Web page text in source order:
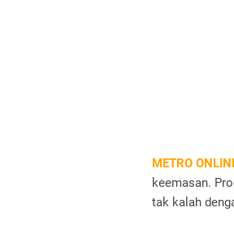
METRO
keemasan.
tak kalah